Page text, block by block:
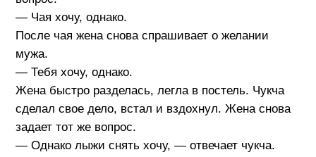
— Чая хочу, однако.
После чая жена снова спрашивает о желании
мужа.
— Тебя хочу, однако.
Жена быстро разделась, легла в постель. Чукча
сделал свое дело, встал и вздохнул. Жена снова
задает тот же вопрос.
— Однако лыжи снять хочу, — отвечает чукча.